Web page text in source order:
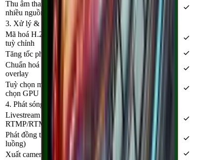
Thu âm thanh theo từng ứng dụng (per-app) và trộn
nhiều nguồn
3. Xử lý & mã hoá
Mã hoá H.264/H.265 với bitrate, FPS và độ phân giải
tuỳ chỉnh
Tăng tốc phần cứng NVENC / QSV / AMF
Chuẩn hoá video: resize, letterbox, nối nhiều video &
overlay
Tuỳ chọn mã hoá nâng cao: preset, giới hạn bitrate,
chọn GPU
4. Phát sóng
Livestream tới YouTube, Facebook, TikTok và
RTMP/RTMPS tuỳ chỉnh
Phát đồng thời nhiều luồng tới nhiều nền tảng (đa
luồng)
Xuất camera ảo cho OBS, Zoom, Google Meet, Teams